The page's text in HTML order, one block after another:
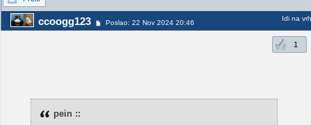
ccoogg123 Poslao: 22 Nov 2024 20:46
Idi na vrh
1
pein ::